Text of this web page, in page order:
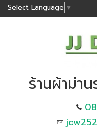
Select Language ▼
ร้านผ้าม่า